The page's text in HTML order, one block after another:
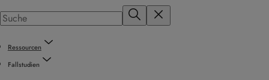
Ressourcen
Fallstudien